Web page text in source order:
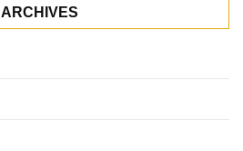
ARCHIVES